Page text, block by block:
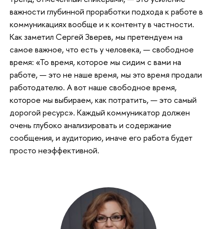
важности глубинной проработки подхода к работе в
коммуникациях вообще и к контенту в частности.
Как заметил Сергей Зверев, мы претендуем на
самое важное, что есть у человека, — свободное
время: «То время, которое мы сидим с вами на
работе, — это не наше время, мы это время продали
работодателю. А вот наше свободное время,
которое мы выбираем, как потратить, — это самый
дорогой ресурс». Каждый коммуникатор должен
очень глубоко анализировать и содержание
сообщения, и аудиторию, иначе его работа будет
просто неэффективной.